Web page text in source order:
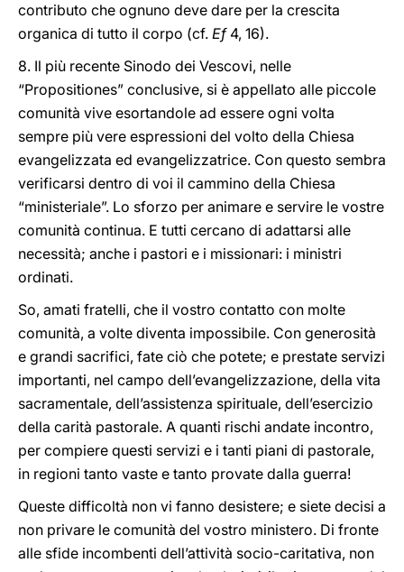
contributo che ognuno deve dare per la crescita
organica di tutto il corpo (cf. Ef4, 16).
8. Il più recente Sinodo dei Vescovi, nelle
“Propositiones” conclusive, si è appellato alle piccole
comunità vive esortandole ad essere ogni volta
sempre più vere espressioni del volto della Chiesa
evangelizzata ed evangelizzatrice. Con questo sembra
verificarsi dentro di voi il cammino della Chiesa
“ministeriale”. Lo sforzo per animare e servire le vostre
comunità continua. E tutti cercano di adattarsi alle
necessità; anche i pastori e i missionari: i ministri
ordinati.
So, amati fratelli, che il vostro contatto con molte
comunità, a volte diventa impossibile. Con generosità
e grandi sacrifici, fate ciò che potete; e prestate servizi
importanti, nel campo dell’evangelizzazione, della vita
sacramentale, dell’assistenza spirituale, dell’esercizio
della carità pastorale. A quanti rischi andate incontro,
per compiere questi servizi e i tanti piani di pastorale,
in regioni tanto vaste e tanto provate dalla guerra!
Queste difficoltà non vi fanno desistere; e siete decisi a
non privare le comunità del vostro ministero. Di fronte
alle sfide incombenti dell’attività socio-caritativa, non